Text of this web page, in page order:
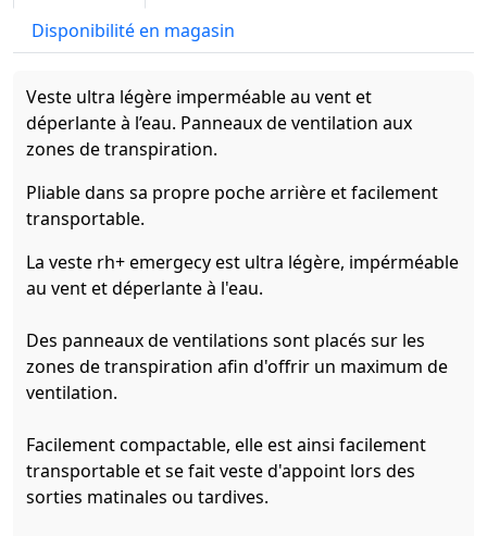
Disponibilité en magasin
Veste ultra légère imperméable au vent et
déperlante à l’eau. Panneaux de ventilation aux
zones de transpiration.
Pliable dans sa propre poche arrière et facilement
transportable.
La veste rh+ emergecy est ultra légère, impérméable
au vent et déperlante à l'eau.
Des panneaux de ventilations sont placés sur les
zones de transpiration afin d'offrir un maximum de
ventilation.
Facilement compactable, elle est ainsi facilement
transportable et se fait veste d'appoint lors des
sorties matinales ou tardives.